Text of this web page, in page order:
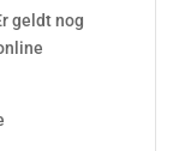
geldt nog